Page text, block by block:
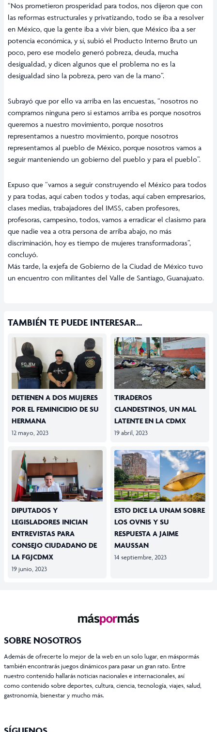
“Nos prometieron prosperidad para todos, nos dijeron que con
las reformas estructurales y privatizando, todo se iba a resolver
en México, que la gente iba a vivir bien, que México iba a ser
potencia económica, y sí, subió el Producto Interno Bruto un
poco, pero ese modelo generó pobreza, deuda, mucha
desigualdad, y dicen algunos que el problema no es la
desigualdad sino la pobreza, pero van de la mano”.
Subrayó que por ello va arriba en las encuestas, “nosotros no
compramos ninguna pero si estamos arriba es porque nosotros
queremos a nuestro movimiento, porque nosotros
representamos a nuestro movimiento, porque nosotros
representamos al pueblo de México, porque nosotros vamos a
seguir manteniendo un gobierno del pueblo y para el pueblo”.
Expuso que “vamos a seguir construyendo el México para todos
y para todas, aquí caben todos y todas, aquí caben empresarios,
clases medias, trabajadores del IMSS, caben profesores,
profesoras, campesino, todos, vamos a erradicar el clasismo para
que nadie vea a otra persona de arriba abajo, no más
discriminación, hoy es tiempo de mujeres transformadoras”,
concluyó.
Más tarde, la exjefa de Gobierno de la Ciudad de México tuvo
un encuentro con militantes del Valle de Santiago, Guanajuato.
TAMBIÉN TE PUEDE INTERESAR...
DETIENEN A DOS MUJERES
POR EL FEMINICIDIO DE SU
HERMANA
12 mayo, 2023
TIRADEROS
CLANDESTINOS, UN MAL
LATENTE EN LA CDMX
19 abril, 2023
DIPUTADOS Y
LEGISLADORES INICIAN
ENTREVISTAS PARA
CONSEJO CIUDADANO DE
LA FGJCDMX
19 junio, 2023
ESTO DICE LA UNAM SOBRE
LOS OVNIS Y SU
RESPUESTA A JAIME
MAUSSAN
14 septiembre, 2023
SOBRE NOSOTROS
Además de ofrecerte lo mejor de la web en un solo lugar, en máspormás
también encontrarás juegos dinámicos para pasar un gran rato. Entre
nuestro contenido hallarás noticias nacionales e internacionales, así
como contenido sobre deportes, cultura, ciencia, tecnología, viajes, salud,
gastronomía, bienestar y mucho más.